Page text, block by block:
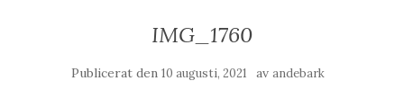
IMG_1760
Publicerat den 10 augusti, 2021 av andebark